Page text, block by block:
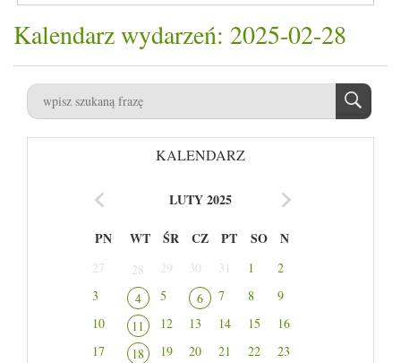
Kalendarz wydarzeń: 2025-02-28
KALENDARZ
LUTY 2025
PN WT ŚR CZ PT SO N
27 28 29 30 31 1
2
3
4 5 6 7 8
9
10
11 12 13 14 15
16
17
18 19 20 21 22
23